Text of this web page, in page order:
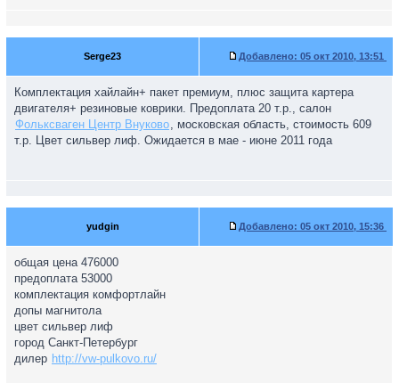
Serge23 Добавлено: 05 окт 2010, 13:51
Комплектация хайлайн+ пакет премиум, плюс защита картера
двигателя+ резиновые коврики. Предоплата 20 т.р., салон
Фольксваген Центр Внуково, московская область, стоимость 609
т.р. Цвет сильвер лиф. Ожидается в мае - июне 2011 года
yudgin Добавлено: 05 окт 2010, 15:36
общая цена 476000
предоплата 53000
комплектация комфортлайн
допы магнитола
цвет сильвер лиф
город Санкт-Петербург
дилер http://vw-pulkovo.ru/